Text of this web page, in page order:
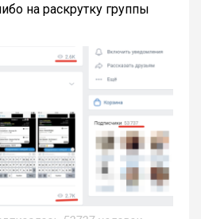
на раскрутку группы